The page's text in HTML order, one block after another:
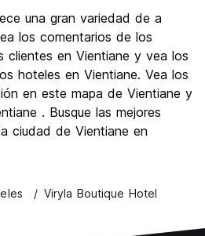
7.4
8.2
una gran variedad de a
los comentarios de los
clientes en Vientiane y vea los
hoteles en Vientiane. Vea los
en este mapa de Vientiane y
. Busque las mejores
ciudad de Vientiane en
Viryla Boutique Hotel